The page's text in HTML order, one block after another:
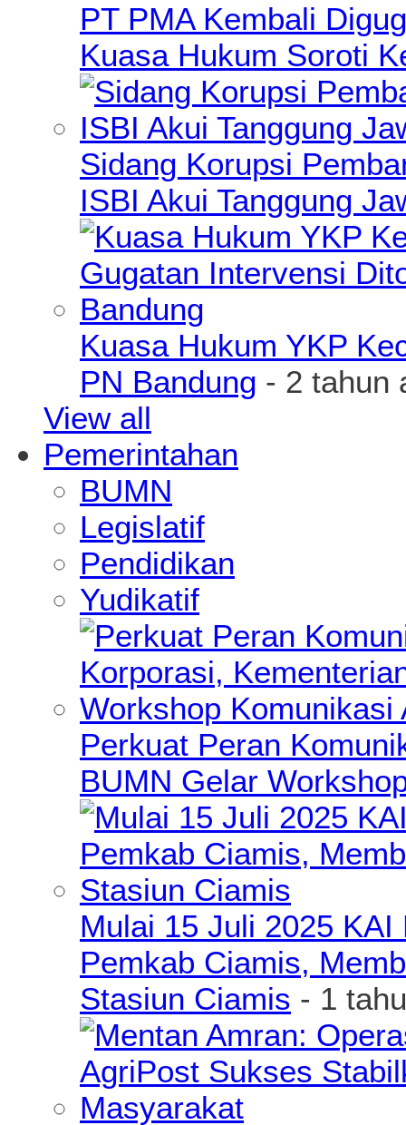
PT PMA Kembali
Kuasa Hukum Soroti
Sidang Korupsi
ISBI Akui Tanggung
Kuasa Hukum YKP
PN Bandung - 2 tahun
View all
Pemerintahan
BUMN
Legislatif
Pendidikan
Yudikatif
Perkuat Peran
BUMN Gelar
Mulai 15 Juli 2025
Pemkab Ciamis,
Stasiun Ciamis - 1